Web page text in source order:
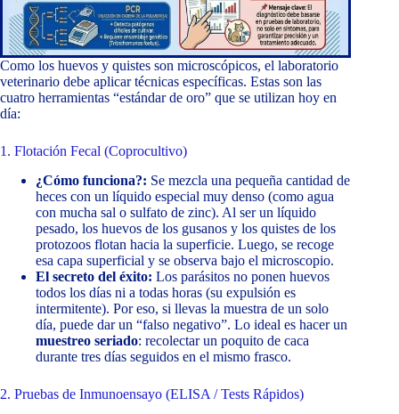
Como los huevos y quistes son microscópicos, el laboratorio
veterinario debe aplicar técnicas específicas. Estas son las
cuatro herramientas “estándar de oro” que se utilizan hoy en
día:
1. Flotación Fecal (Coprocultivo)
¿Cómo funciona?: Se mezcla una pequeña cantidad de
heces con un líquido especial muy denso (como agua
con mucha sal o sulfato de zinc). Al ser un líquido
pesado, los huevos de los gusanos y los quistes de los
protozoos flotan hacia la superficie. Luego, se recoge
esa capa superficial y se observa bajo el microscopio.
El secreto del éxito: Los parásitos no ponen huevos
todos los días ni a todas horas (su expulsión es
intermitente). Por eso, si llevas la muestra de un solo
día, puede dar un “falso negativo”. Lo ideal es hacer un
muestreo seriado: recolectar un poquito de caca
durante tres días seguidos en el mismo frasco.
2. Pruebas de Inmunoensayo (ELISA / Tests Rápidos)